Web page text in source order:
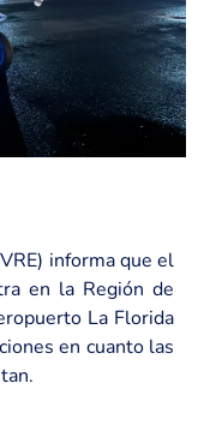
informa que el
en la Región de
La Florida
en cuanto las